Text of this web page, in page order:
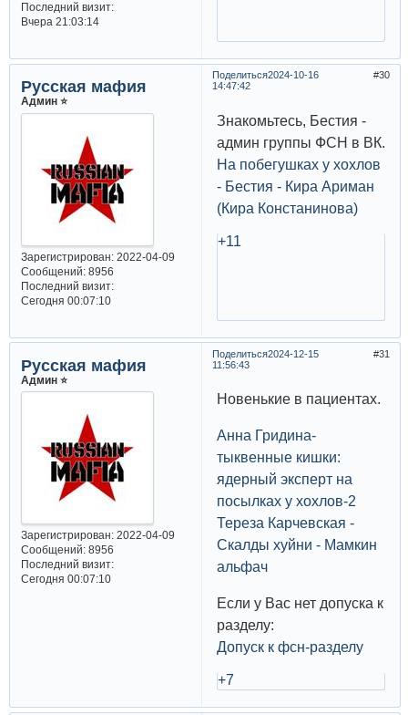
Последний визит:
Вчера 21:03:14
Поделиться 30
2024-10-16
14:47:42
Русская мафия
Админ ⭐️
Зарегистрирован: 2022-04-09
Сообщений:8956
Последний визит:
Сегодня 00:07:10
Знакомьтесь, Бестия -
админ группы ФСН в ВК.
На побегушках у хохлов
- Бестия - Кира Ариман
(Кира Констанинова)
+11
Поделиться 31
2024-12-15
11:56:43
Русская мафия
Админ ⭐️
Зарегистрирован: 2022-04-09
Сообщений:8956
Последний визит:
Сегодня 00:07:10
Новенькие в пациентах.
Анна Гридина-
тыквенные кишки:
ядерный эксперт на
посылках у хохлов-2
Тереза Карчевская -
Скалды хуйни - Мамкин
альфач
Если у Вас нет допуска к
разделу:
Допуск к фсн-разделу
+7